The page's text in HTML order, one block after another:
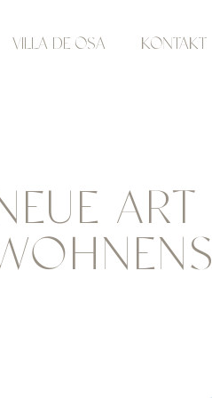
VILLA DE OSA KONTAKT
ART